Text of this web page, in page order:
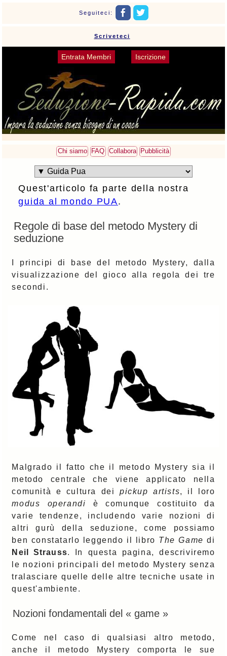
Seguiteci:
Scriveteci
Entrata Membri Iscrizione
Chi siamo FAQ Collabora Pubblicità
Quest'articolo fa parte della nostra
guida al mondo PUA.
Regole di base del metodo Mystery di
seduzione
I principi di base del metodo Mystery, dalla
visualizzazione del gioco alla regola dei tre
secondi.
Malgrado il fatto che il metodo Mystery sia il
metodo centrale che viene applicato nella
comunità e cultura dei pickup artists, il loro
modus operandi è comunque costituito da
varie tendenze, includendo varie nozioni di
altri gurù della seduzione, come possiamo
ben constatarlo leggendo il libro The Game di
Neil Strauss. In questa pagina, descriviremo
le nozioni principali del metodo Mystery senza
tralasciare quelle delle altre tecniche usate in
quest'ambiente.
Nozioni fondamentali del « game »
Come nel caso di qualsiasi altro metodo,
anche il metodo Mystery comporta le sue